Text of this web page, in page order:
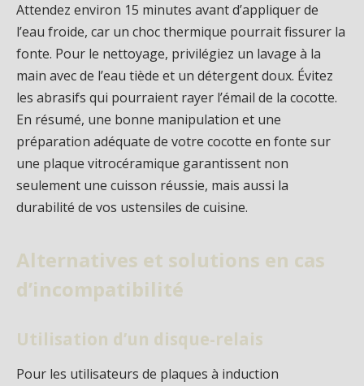
Attendez environ 15 minutes avant d’appliquer de
l’eau froide, car un choc thermique pourrait fissurer la
fonte. Pour le nettoyage, privilégiez un lavage à la
main avec de l’eau tiède et un détergent doux. Évitez
les abrasifs qui pourraient rayer l’émail de la cocotte.
En résumé, une bonne manipulation et une
préparation adéquate de votre cocotte en fonte sur
une plaque vitrocéramique garantissent non
seulement une cuisson réussie, mais aussi la
durabilité de vos ustensiles de cuisine.
Alternatives et solutions en cas
d’incompatibilité
Utilisation d’un disque-relais
Pour les utilisateurs de plaques à induction